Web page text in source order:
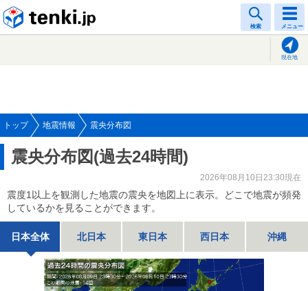
検索 メニュー
現在地
トップ 地震情報 震央分布図
震央分布図(過去24時間)
2026年08月10日23:30現在
震度1以上を観測した地震の震央を地図上に表示。どこで地震が頻発
しているかを見ることができます。
日本全体 北日本 東日本 西日本 沖縄